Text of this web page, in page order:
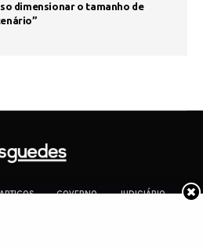
dimensionar o tamanho de
ARTIGOS GOVERNO
JUDICIÁRIO